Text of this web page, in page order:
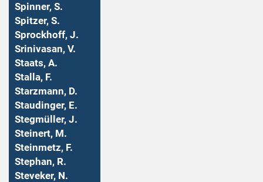
Spinner, S.
Spitzer, S.
Sprockhoff, J.
Srinivasan, V.
Staats, A.
Stalla, F.
Starzmann, D.
Staudinger, E.
Stegmüller, J.
Steinert, M.
Steinmetz, F.
Stephan, R.
Steveker, N.